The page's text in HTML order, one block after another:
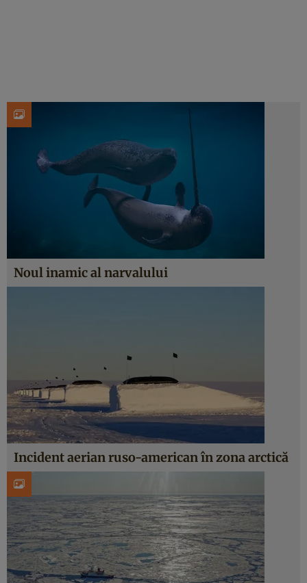
Noul inamic al narvalului
Incident aerian ruso-american în zona arctică